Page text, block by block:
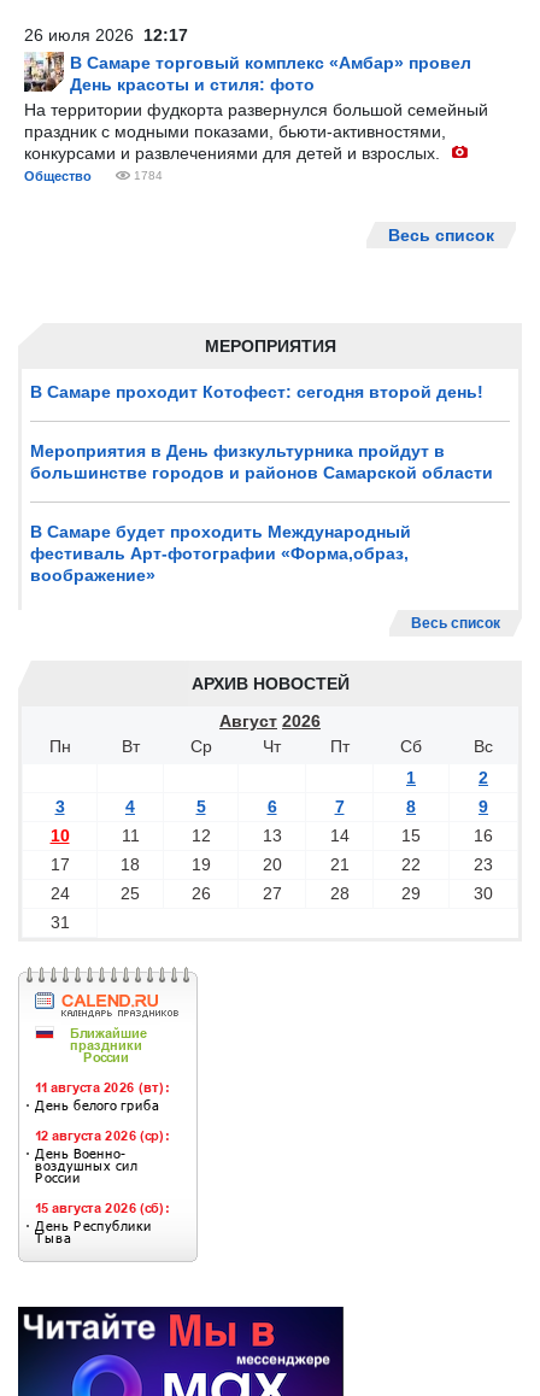
МЕРОПРИЯТИЯ
В Самаре проходит Котофест: сегодня второй день!
Мероприятия в День физкультурника пройдут в
большинстве городов и районов Самарской области
В Самаре будет проходить Международный
фестиваль Арт-фотографии «Форма,образ,
воображение»
Весь список
АРХИВ НОВОСТЕЙ
Август 2026
Пн
Вт Ср Чт Пт Сб
Вс
1
2
3
4 5 6 7 8
9
10
11 12 13 14 15
16
17
18 19 20 21 22
23
24
25 26 27 28 29
30
31
26 июля 2026 12:17
В Самаре торговый комплекс «Амбар» провел
День красоты и стиля: фото
На территории фудкорта развернулся большой семейный
праздник с модными показами, бьюти-активностями,
конкурсами и развлечениями для детей и взрослых.
Общество 1784
Весь список